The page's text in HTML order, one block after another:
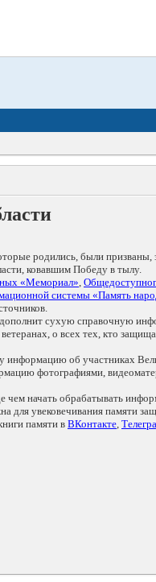
родились, были призваны,
ковавшим Победу в тылу.
«Мемориал»,
системы «Память
дополнит сухую справочную
о всех тех, кто
информацию об участниках
фотографиями,
чем начать обрабатывать
увековечивания памяти
памяти в ВКонтакте,